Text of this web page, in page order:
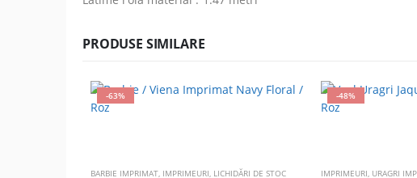
PRODUSE SIMILARE
-63%
BARBIE IMPRIMAT, IMPRIMEURI, LICHIDĂRI DE STOC
-48%
IMPRIMEURI, URAGRI